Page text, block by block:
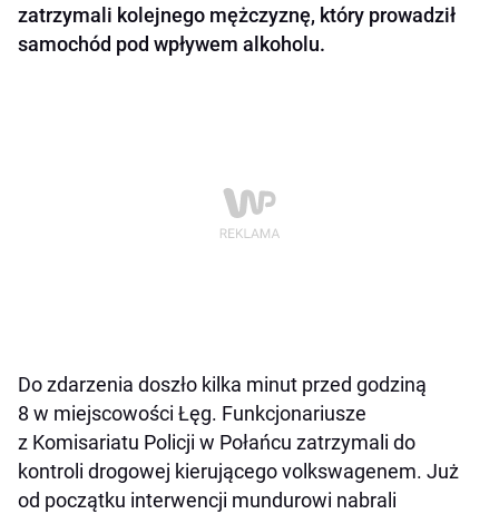
zatrzymali kolejnego mężczyznę, który prowadził
samochód pod wpływem alkoholu.
Do zdarzenia doszło kilka minut przed godziną
8 w miejscowości Łęg. Funkcjonariusze
z Komisariatu Policji w Połańcu zatrzymali do
kontroli drogowej kierującego volkswagenem. Już
od początku interwencji mundurowi nabrali